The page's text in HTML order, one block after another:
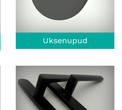
Uksenupud